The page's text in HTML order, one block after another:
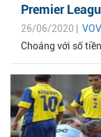
Premier
26/06/2020 |
Choáng với số